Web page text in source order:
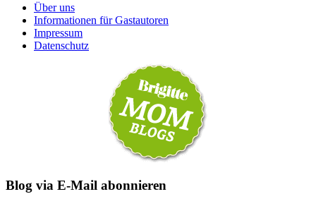
Über uns
Informationen für Gastautoren
Impressum
Datenschutz
Blog via E-Mail abonnieren